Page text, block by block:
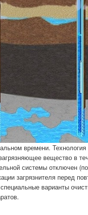
времени. Технология
вещество в
системы отключен
загрязнителя перед
варианты